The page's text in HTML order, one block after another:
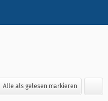
Alle als gelesen markieren